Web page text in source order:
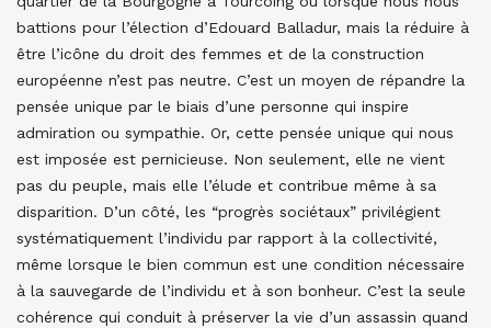
battions pour l’élection d’Edouard Balladur, mais la réduire à
être l’icône du droit des femmes et de la construction
européenne n’est pas neutre. C’est un moyen de répandre la
pensée unique par le biais d’une personne qui inspire
admiration ou sympathie. Or, cette pensée unique qui nous
est imposée est pernicieuse. Non seulement, elle ne vient
pas du peuple, mais elle l’élude et contribue même à sa
disparition. D’un côté, les “progrès sociétaux” privilégient
systématiquement l’individu par rapport à la collectivité,
même lorsque le bien commun est une condition nécessaire
à la sauvegarde de l’individu et à son bonheur. C’est la seule
cohérence qui conduit à préserver la vie d’un assassin quand